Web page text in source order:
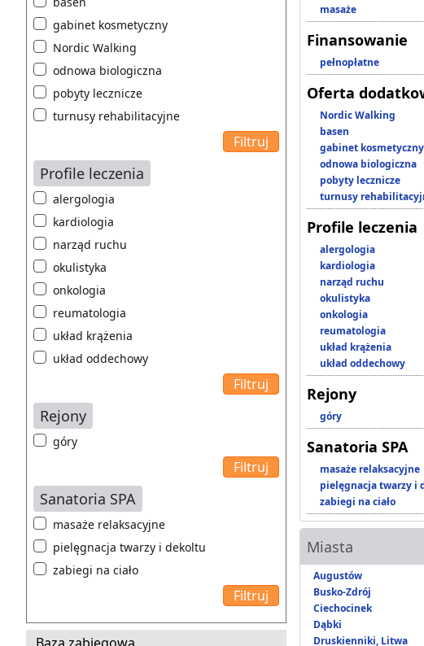
gabinet kosmetyczny
Nordic Walking
odnowa biologiczna
pobyty lecznicze
turnusy rehabilitacyjne
Profile leczenia
alergologia
kardiologia
narząd ruchu
okulistyka
onkologia
reumatologia
układ krążenia
układ oddechowy
Rejony
góry
Sanatoria SPA
masaże relaksacyjne
pielęgnacja twarzy i dekoltu
zabiegi na ciało
masaże
Finansowanie
pełnopłatne
Oferta
Nordic Walking
basen
gabinet kosmetyczny
odnowa biologiczna
pobyty lecznicze
turnusy
Profile leczenia
alergologia
kardiologia
narząd ruchu
okulistyka
onkologia
reumatologia
układ krążenia
układ oddechowy
Rejony
góry
Sanatoria SPA
masaże relaksacyjne
pielęgnacja twarzy i
zabiegi na ciało
Miasta
Augustów
Busko-Zdrój
Ciechocinek
Dąbki
Druskienniki, Litwa